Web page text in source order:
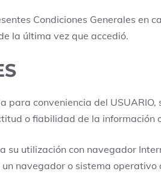
Condiciones Generales en
la última vez que accedió.
para conveniencia del
o fiabilidad de la información
utilización con navegador
navegador o sistema operativo